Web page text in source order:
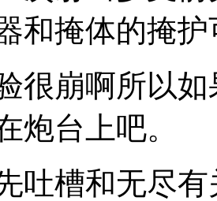
和掩体的掩
很崩啊所以
炮台上吧。
吐槽和无尽